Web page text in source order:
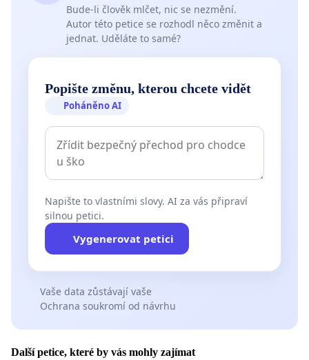
Bude-li člověk mlčet, nic se nezmění.
Autor této petice se rozhodl něco změnit a
jednat. Uděláte to samé?
Popište změnu, kterou chcete vidět
Poháněno AI
Napište to vlastními slovy. AI za vás připraví
silnou petici.
Vygenerovat petici
Vaše data zůstávají vaše
Ochrana soukromí od návrhu
Další petice, které by vás mohly zajímat